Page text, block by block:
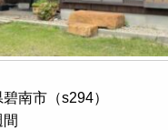
南市（s294）